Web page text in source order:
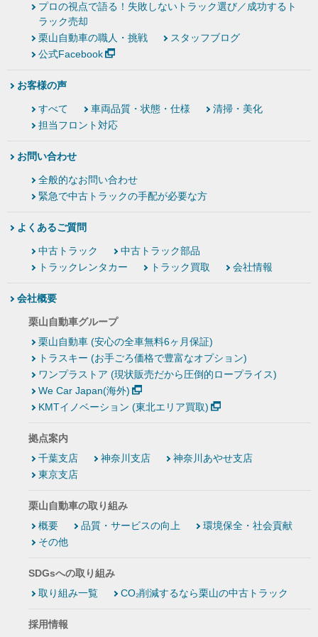
プロの視点で語る！失敗しないトラック選び／成功するト
ラック売却
栗山自動車の職人・挑戦
スタッフブログ
公式Facebook
お客様の声
すべて 車両品質・状態・仕様
清掃・美化
担当フロント対応
お問い合わせ
全般的なお問い合わせ
緊急で中古トラックの手配が必要な方
よくあるご質問
中古トラック
中古トラック部品
トラックレンタカー
トラック買取 会社情報
会社概要
栗山自動車グループ
栗山自動車 (安心の全車無料6ヶ月保証)
トラスキー (お手ごろ価格で豊富なオプション)
ワンプラストア (現状販売だから圧倒的ロープライス)
We Car Japan(海外)
KMTイノベーション (東北エリア買取)
拠点案内
千葉支店
神奈川支店
神奈川あやせ支店
東京支店
栗山自動車の取り組み
概要
品質・サービスの向上
環境保全・社会貢献
その他
SDGsへの取り組み
取り組み一覧
CO₂削減するなら栗山の中古トラック
採用情報